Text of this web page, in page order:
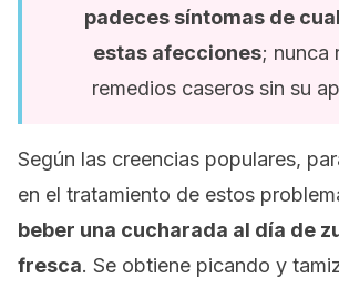
padeces síntomas de
estas afecciones; nunca
remedios caseros sin su
Según las creencias populares,
en el tratamiento de estos
beber una cucharada al día de
fresca. Se obtiene picando y